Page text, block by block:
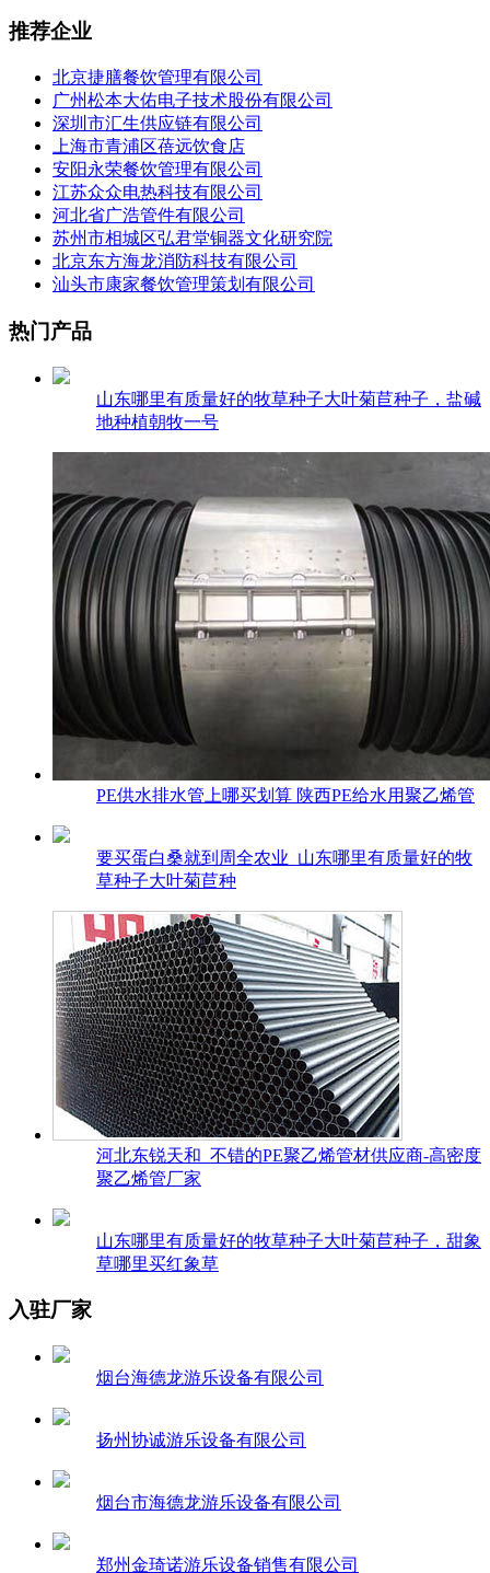
推荐企业
北京捷膳餐饮管理有限公司
广州松本大佑电子技术股份有限公司
深圳市汇生供应链有限公司
上海市青浦区蓓远饮食店
安阳永荣餐饮管理有限公司
江苏众众电热科技有限公司
河北省广浩管件有限公司
苏州市相城区弘君堂铜器文化研究院
北京东方海龙消防科技有限公司
汕头市康家餐饮管理策划有限公司
热门产品
山东哪里有质量好的牧草种子大叶菊苣种子，盐碱
地种植朝牧一号
PE供水排水管上哪买划算 陕西PE给水用聚乙烯管
要买蛋白桑就到周全农业_山东哪里有质量好的牧
草种子大叶菊苣种
河北东锐天和_不错的PE聚乙烯管材供应商-高密度
聚乙烯管厂家
山东哪里有质量好的牧草种子大叶菊苣种子，甜象
草哪里买红象草
入驻厂家
烟台海德龙游乐设备有限公司
扬州协诚游乐设备有限公司
烟台市海德龙游乐设备有限公司
郑州金琦诺游乐设备销售有限公司